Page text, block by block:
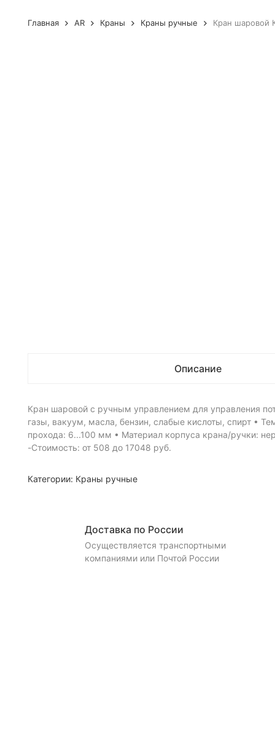
Главная AR Краны Краны ручные Кран шаровой
Описание
Кран шаровой с ручным управлением для управления
газы, вакуум, масла, бензин, слабые кислоты, спирт •
прохода: 6...100 мм • Материал корпуса крана/ручки:
-Стоимость: от 508 до 17048 руб.
Категории: Краны ручные
Доставка по России
Осуществляется транспортными
компаниями или Почтой России